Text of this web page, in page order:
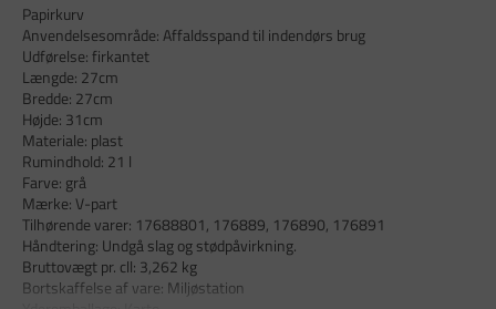
Papirkurv
Anvendelsesområde: Affaldsspand til indendørs brug
Udførelse: firkantet
Længde: 27cm
Bredde: 27cm
Højde: 31cm
Materiale: plast
Rumindhold: 21 l
Farve: grå
Mærke: V-part
Tilhørende varer: 17688801, 176889, 176890, 176891
Håndtering: Undgå slag og stødpåvirkning.
Bruttovægt pr. cll: 3,262 kg
Bortskaffelse af vare: Miljøstation